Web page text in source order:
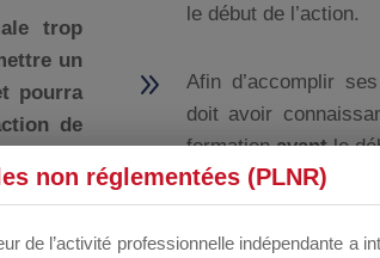
trop
un
pourra
de
peut
le début de l’action.
9
Afin d’accomplir
doit avoir
formationavantle
Il est de la
apparaître sur le
charge les dates
non réglementées (PLNR)
de l’activité professionnelle indépendante a